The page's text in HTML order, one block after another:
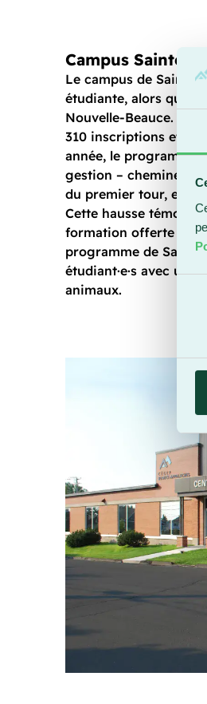
Campus Sainte-
Le campus de Sainte-
étudiante, alors que
Nouvelle-Beauce. Le
310 inscriptions et le
année, le programme
gestion –
du premier tour,
Cette hausse
formation offerte en
programme de Santé
étudiant·e·s avec
animaux.